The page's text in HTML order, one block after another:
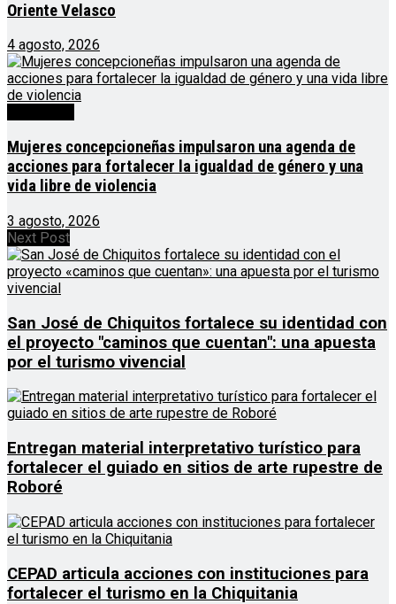
Oriente Velasco
4 agosto, 2026
Mujeres concepcioneñas impulsaron una agenda de
acciones para fortalecer la igualdad de género y una
vida libre de violencia
3 agosto, 2026
Next Post
San José de Chiquitos fortalece su identidad con
el proyecto "caminos que cuentan": una apuesta
por el turismo vivencial
Entregan material interpretativo turístico para
fortalecer el guiado en sitios de arte rupestre de
Roboré
CEPAD articula acciones con instituciones para
fortalecer el turismo en la Chiquitania